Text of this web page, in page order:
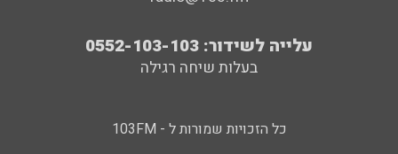
עלייה לשידור: 0552-103-103
בעלות שיחה רגילה
כל הזכויות שמורות ל - 103FM